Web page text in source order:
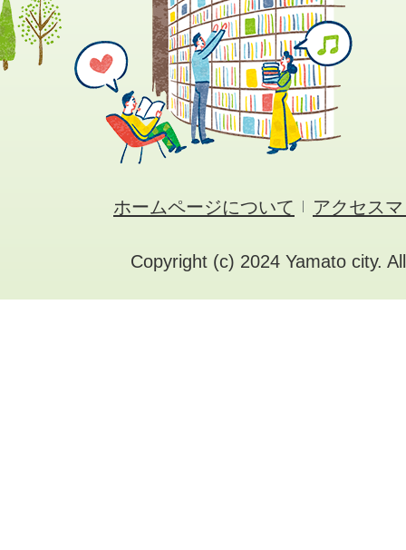
ホームページについて アクセス
Copyright (c) 2024 Yamato city.